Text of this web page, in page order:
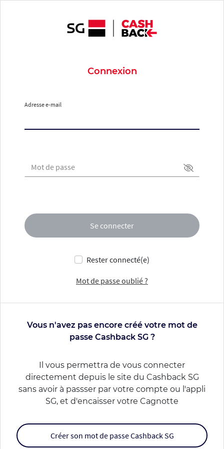
Connexion
Adresse e-mail
Mot de passe
Se connecter
Rester connecté(e)
Mot de passe oublié ?
Vous n'avez pas encore créé votre mot de
passe Cashback SG ?
Il vous permettra de vous connecter
directement depuis le site du Cashback SG
sans avoir à passser par votre compte ou l'appli
SG, et d'encaisser votre Cagnotte
Créer son mot de passe Cashback SG